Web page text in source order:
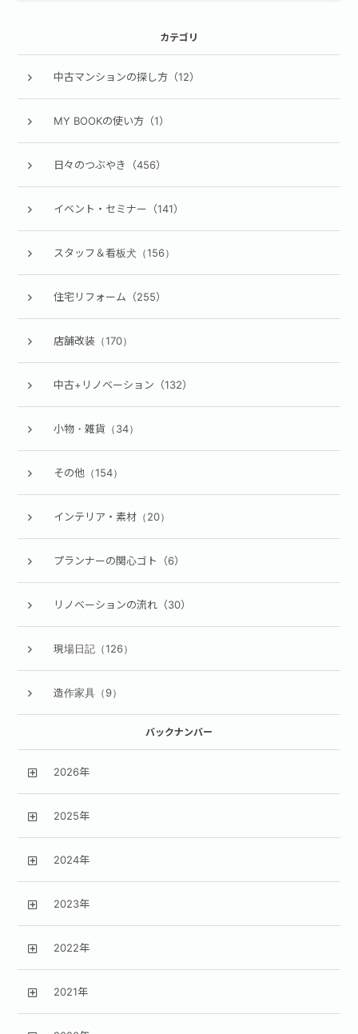
カテゴリ
中古マンションの探し方（12）
MY BOOKの使い方（1）
日々のつぶやき（456）
イベント・セミナー（141）
スタッフ＆看板犬（156）
住宅リフォーム（255）
店舗改装（170）
中古+リノベーション（132）
小物・雑貨（34）
その他（154）
インテリア・素材（20）
プランナーの関心ゴト（6）
リノベーションの流れ（30）
現場日記（126）
造作家具（9）
バックナンバー
2026年
2025年
2024年
2023年
2022年
2021年